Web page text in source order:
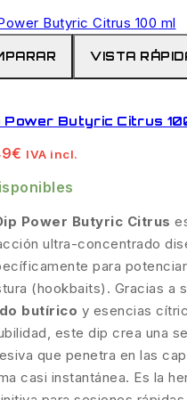
VISTA
Power Butyric Citrus
€ IVA incl.
Power Butyric Citrus
ultra-concentrado
para
(hookbaits). Gracias a
butírico y esencias
este dip crea una
que penetra en las
casi instantánea. Es la